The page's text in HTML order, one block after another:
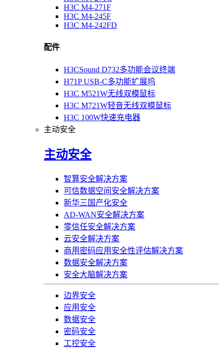
H3C M4-271F
H3C M4-245F
H3C M4-242FD
配件
H3CSound D732多功能会议终端
H71P USB-C多功能扩展坞
H3C M521W无线双模鼠标
H3C M721W轻音无线双模鼠标
H3C 100W快速充电器
主动安全
主动安全
智算安全解决方案
可信数据空间安全解决方案
新华三国产化安全
AD-WAN安全解决方案
零信任安全解决方案
云安全解决方案
商用密码应用安全性评估解决方案
数据安全解决方案
安全大脑解决方案
边界安全
应用安全
数据安全
密码安全
工控安全